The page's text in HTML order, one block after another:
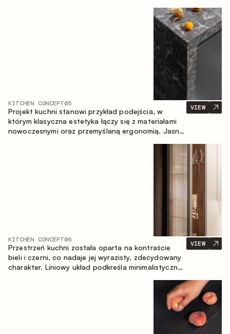
KITCHEN CONCEPT05
Projekt kuchni stanowi przykład podejścia, w
którym klasyczna estetyka łączy się z materiałami
nowoczesnymi oraz przemyślaną ergonomią. Jasna
VIEW
KITCHEN CONCEPT06
Przestrzeń kuchni została oparta na kontraście
bieli i czerni, co nadaje jej wyrazisty, zdecydowany
charakter. Liniowy układ podkreśla minimalistyczny i
VIEW